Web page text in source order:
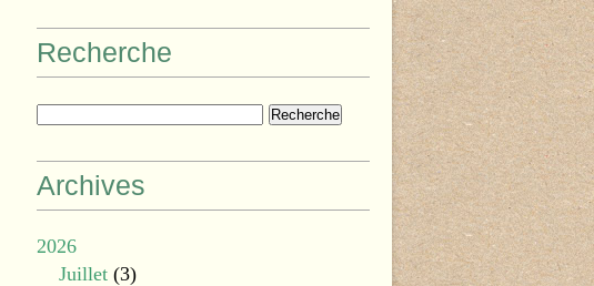
Recherche
Archives
2026
Juillet (3)